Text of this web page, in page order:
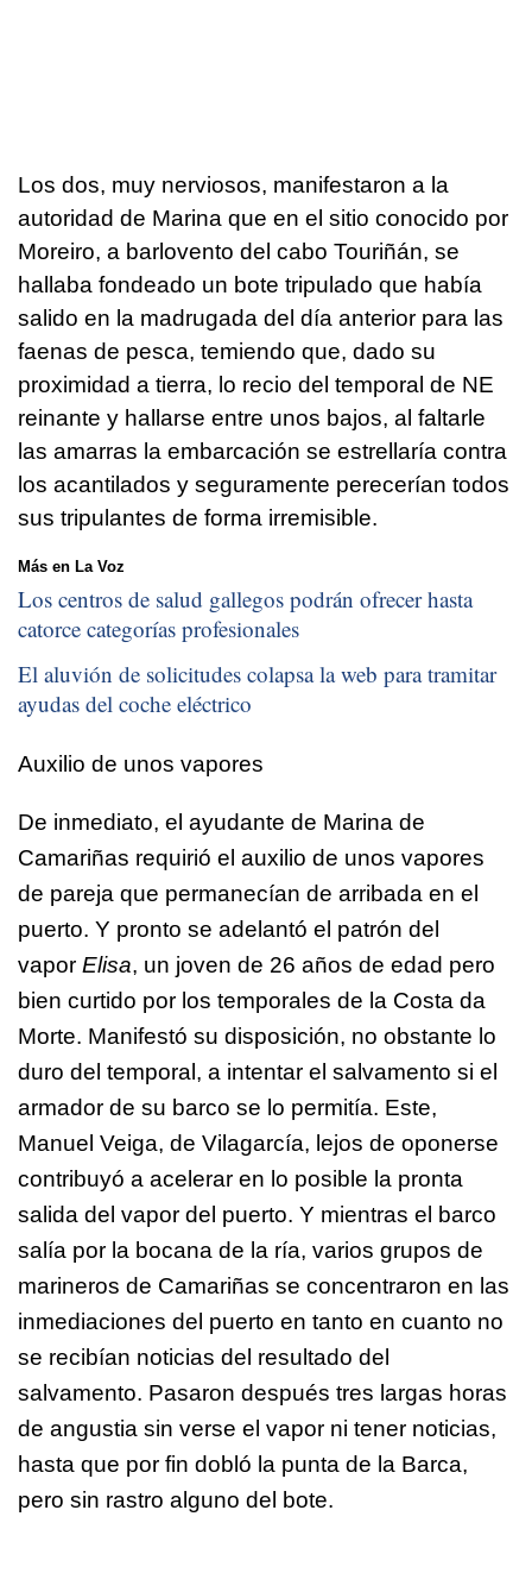
Los dos, muy nerviosos, manifestaron a la
autoridad de Marina que en el sitio conocido por
Moreiro, a barlovento del cabo Touriñán, se
hallaba fondeado un bote tripulado que había
salido en la madrugada del día anterior para las
faenas de pesca, temiendo que, dado su
proximidad a tierra, lo recio del temporal de NE
reinante y hallarse entre unos bajos, al faltarle
las amarras la embarcación se estrellaría contra
los acantilados y seguramente perecerían todos
sus tripulantes de forma irremisible.
Más en La Voz
Los centros de salud gallegos podrán ofrecer hasta
catorce categorías profesionales
El aluvión de solicitudes colapsa la web para tramitar
ayudas del coche eléctrico
Auxilio de unos vapores
De inmediato, el ayudante de Marina de
Camariñas requirió el auxilio de unos vapores
de pareja que permanecían de arribada en el
puerto. Y pronto se adelantó el patrón del
vapor Elisa, un joven de 26 años de edad pero
bien curtido por los temporales de la Costa da
Morte. Manifestó su disposición, no obstante lo
duro del temporal, a intentar el salvamento si el
armador de su barco se lo permitía. Este,
Manuel Veiga, de Vilagarcía, lejos de oponerse
contribuyó a acelerar en lo posible la pronta
salida del vapor del puerto. Y mientras el barco
salía por la bocana de la ría, varios grupos de
marineros de Camariñas se concentraron en las
inmediaciones del puerto en tanto en cuanto no
se recibían noticias del resultado del
salvamento. Pasaron después tres largas horas
de angustia sin verse el vapor ni tener noticias,
hasta que por fin dobló la punta de la Barca,
pero sin rastro alguno del bote.